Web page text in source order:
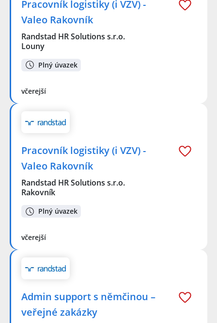
Pracovník logistiky (i VZV) -
Valeo Rakovník
Randstad HR Solutions s.r.o.
Louny
Plný úvazek
včerejší
Pracovník logistiky (i VZV) -
Valeo Rakovník
Randstad HR Solutions s.r.o.
Rakovník
Plný úvazek
včerejší
Admin support s němčinou –
veřejné zakázky